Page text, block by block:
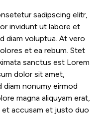
sadipscing elitr,
invidunt ut labore et
diam voluptua. At vero
et ea rebum. Stet
sanctus est Lorem
dolor sit amet,
nonumy eirmod
magna aliquyam erat,
et accusam et justo duo